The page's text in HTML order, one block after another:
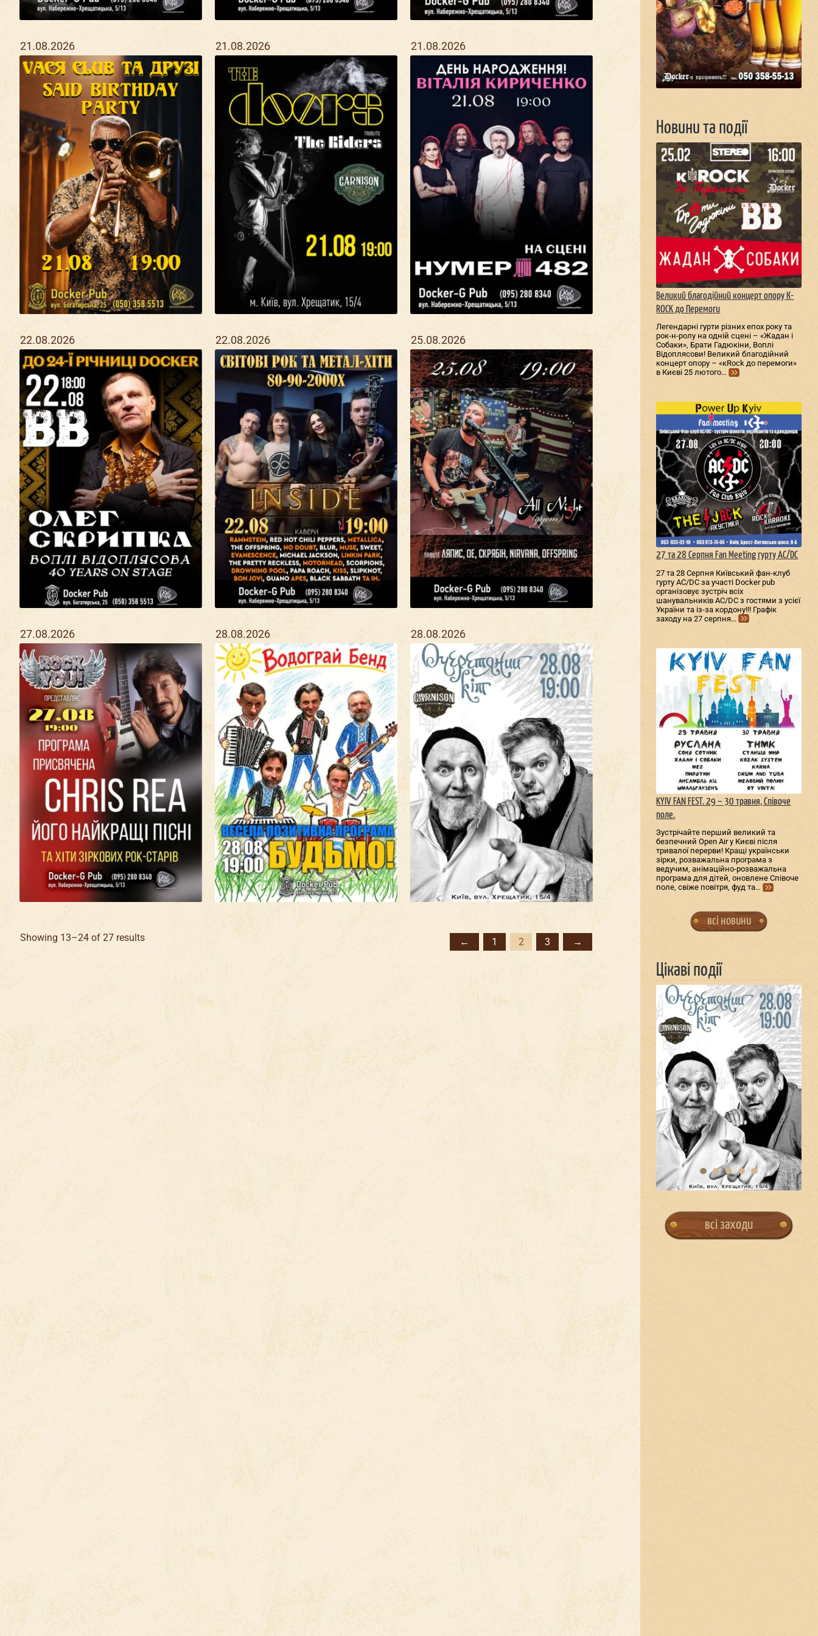
21.08.2026 21.08.2026 21.08.2026
22.08.2026 22.08.2026 25.08.2026
27.08.2026 28.08.2026 28.08.2026
Showing 13–24 of 27 results ← 1 2 3 →
Новини та події
Великий благодійний концерт опору К-
ROCK до Перемоги
Легендарні гурти різних епох року та
рок-н-ролу на одній сцені – «Жадан і
Собаки», Брати Гадюкіни, Воплі
Відоплясови! Великий благодійний
концерт опору – «кRock до перемоги»
в Києві 25 лютого…
27 та 28 Серпня Fan Meeting гурту AC/DС
27 та 28 Серпня Київський фан-клуб
гурту AC/DС за участі Docker pub
організовує зустріч всіх
шанувальників AC/DС з гостями з усієї
України та із-за кордону!!! Графік
заходу на 27 серпня…
KYIV FAN FEST. 29 – 30 травня, Співоче
поле.
Зустрічайте перший великий та
безпечний Open Air у Києві після
тривалої перерви! Кращі українськи
зірки, розважальна програма з
ведучим, анімаційно-розважальна
програма для дітей, оновлене Співоче
поле, свіже повітря, фуд та…
всі новини
Цікаві події
всі заходи